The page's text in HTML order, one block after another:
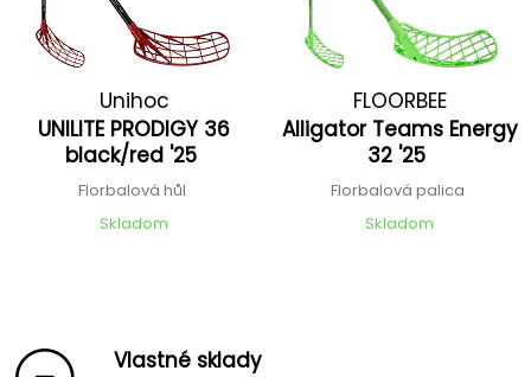
Unihoc
UNILITE PRODIGY 36
black/red '25
Florbalová hůl
Skladom
FLOORBEE
Alligator Teams Energy
32 '25
Florbalová palica
Skladom
Vlastné sklady